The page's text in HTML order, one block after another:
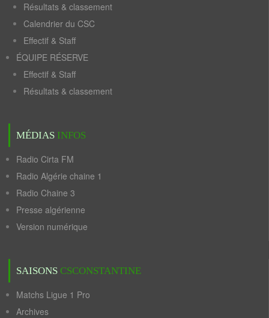
Résultats & classement
Calendrier du CSC
Effectif & Staff
ÉQUIPE RÉSERVE
Effectif & Staff
Résultats & classement
MÉDIAS INFOS
Radio Cirta FM
Radio Algérie chaine 1
Radio Chaine 3
Presse algérienne
Version numérique
SAISONS CSCONSTANTINE
Matchs Ligue 1 Pro
Archives